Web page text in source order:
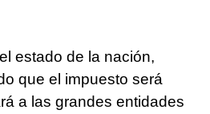
estado de la nación,
que el impuesto será
a las grandes entidades